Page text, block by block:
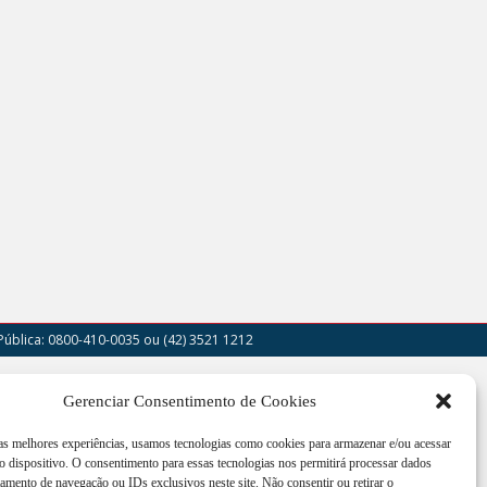
Gerenciar Consentimento de Cookies
melhores experiências, usamos tecnologias como cookies para armazenar e/ou acessar
dispositivo. O consentimento para essas tecnologias nos permitirá processar dados
de navegação ou IDs exclusivos neste site. Não consentir ou retirar o
0800-410-0035 ou (42) 3521 1212
Cruz Machado, 205 - Centro - União da
de segunda a sexta-feira das 12:00h às